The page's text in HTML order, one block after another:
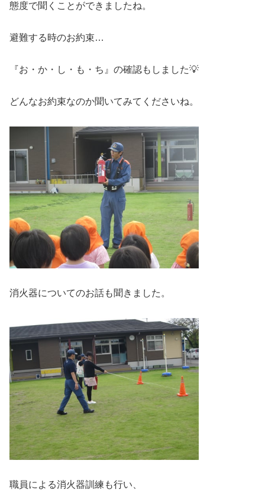
態度で聞くことができましたね。
避難する時のお約束…
『お・か・し・も・ち』の確認もしました💡
どんなお約束なのか聞いてみてくださいね。
消火器についてのお話も聞きました。
職員による消火器訓練も行い、